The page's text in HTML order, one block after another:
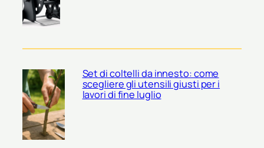
Set di coltelli da innesto: come
scegliere gli utensili giusti per i
lavori di fine luglio